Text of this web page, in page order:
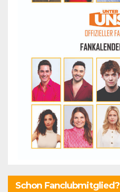
Schon Fanclubmitglied?